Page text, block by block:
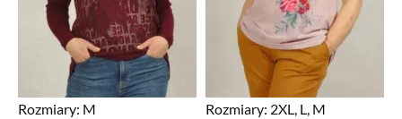
Rozmiary: M
Rozmiary: 2XL, L, M